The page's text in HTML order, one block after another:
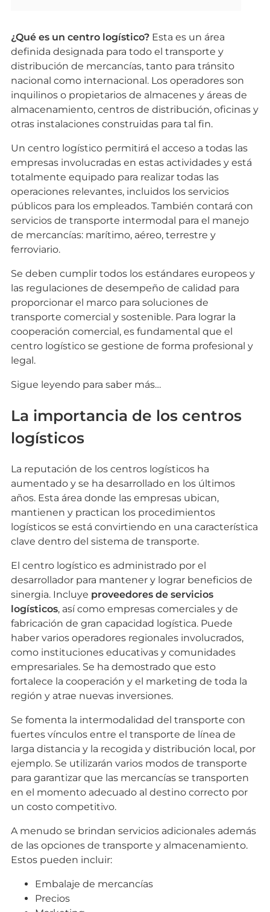
¿Qué es un centro logístico? Esta es un área
definida designada para todo el transporte y
distribución de mercancías, tanto para tránsito
nacional como internacional. Los operadores son
inquilinos o propietarios de almacenes y áreas de
almacenamiento, centros de distribución, oficinas y
otras instalaciones construidas para tal fin.
Un centro logístico permitirá el acceso a todas las
empresas involucradas en estas actividades y está
totalmente equipado para realizar todas las
operaciones relevantes, incluidos los servicios
públicos para los empleados. También contará con
servicios de transporte intermodal para el manejo
de mercancías: marítimo, aéreo, terrestre y
ferroviario.
Se deben cumplir todos los estándares europeos y
las regulaciones de desempeño de calidad para
proporcionar el marco para soluciones de
transporte comercial y sostenible. Para lograr la
cooperación comercial, es fundamental que el
centro logístico se gestione de forma profesional y
legal.
Sigue leyendo para saber más…
La importancia de los centros
logísticos
La reputación de los centros logísticos ha
aumentado y se ha desarrollado en los últimos
años. Esta área donde las empresas ubican,
mantienen y practican los procedimientos
logísticos se está convirtiendo en una característica
clave dentro del sistema de transporte.
El centro logístico es administrado por el
desarrollador para mantener y lograr beneficios de
sinergia. Incluye proveedores de servicios
logísticos, así como empresas comerciales y de
fabricación de gran capacidad logística. Puede
haber varios operadores regionales involucrados,
como instituciones educativas y comunidades
empresariales. Se ha demostrado que esto
fortalece la cooperación y el marketing de toda la
región y atrae nuevas inversiones.
Se fomenta la intermodalidad del transporte con
fuertes vínculos entre el transporte de línea de
larga distancia y la recogida y distribución local, por
ejemplo. Se utilizarán varios modos de transporte
para garantizar que las mercancías se transporten
en el momento adecuado al destino correcto por
un costo competitivo.
A menudo se brindan servicios adicionales además
de las opciones de transporte y almacenamiento.
Estos pueden incluir:
Embalaje de mercancías
Precios